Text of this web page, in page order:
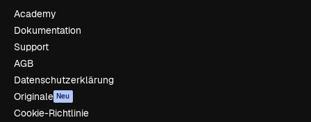
Academy
Dokumentation
Support
AGB
Datenschutzerklärung
Originale Neu
Cookie-Richtlinie